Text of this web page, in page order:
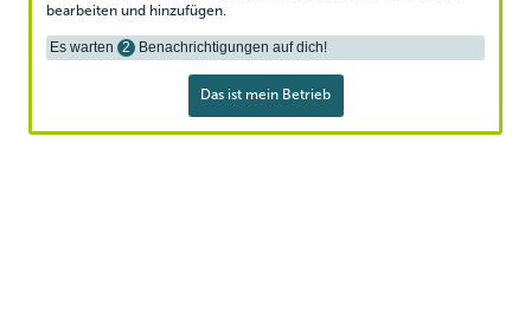
bearbeiten und hinzufügen.
Es warten 2 Benachrichtigungen auf dich!
Das ist mein Betrieb